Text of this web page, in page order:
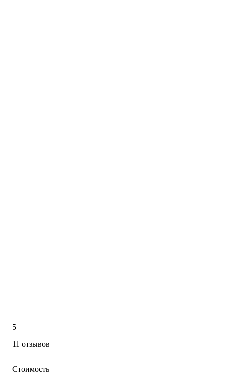
5
11 отзывов
Стоимость